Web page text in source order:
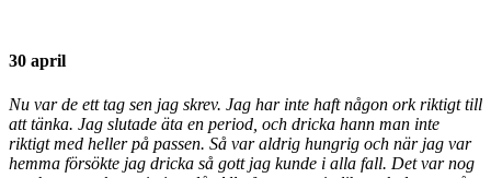
30 april
Nu var de ett tag sen jag skrev. Jag har inte haft någon ork riktigt till
att tänka. Jag slutade äta en period, och dricka hann man inte
riktigt med heller på passen. Så var aldrig hungrig och när jag var
hemma försökte jag dricka så gott jag kunde i alla fall. Det var nog